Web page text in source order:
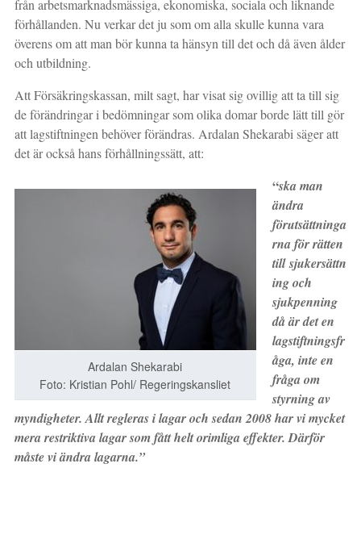
från arbetsmarknadsmässiga, ekonomiska, sociala och liknande
förhållanden. Nu verkar det ju som om alla skulle kunna vara
överens om att man bör kunna ta hänsyn till det och då även ålder
och utbildning.
Att Försäkringskassan, milt sagt, har visat sig ovillig att ta till sig
de förändringar i bedömningar som olika domar borde lätt till gör
att lagstiftningen behöver förändras. Ardalan Shekarabi säger att
det är också hans förhållningssätt, att:
Ardalan Shekarabi
Foto: Kristian Pohl/ Regeringskansliet
“ska man
ändra
förutsättninga
rna för rätten
tillsjukersättn
ing och
sjukpenning
då är det en
lagstiftningsfr
åga, inte en
fråga om
styrning av
myndigheter. Allt regleras i lagar och sedan 2008 har vi mycket
mera restriktiva lagar som fått helt orimliga effekter. Därför
måste vi ändra lagarna.”